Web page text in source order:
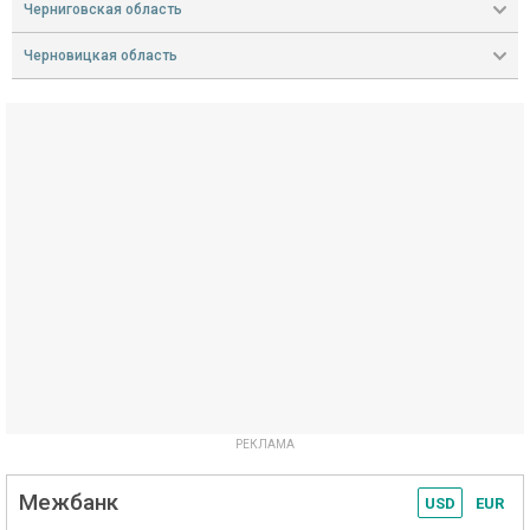
Черниговская область
Черновицкая область
Межбанк USD EUR